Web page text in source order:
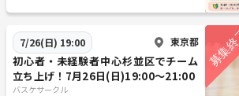
7/26(日) 19:00 東京都
初心者・未経験者中心杉並区でチーム
立ち上げ！7月26日(日)19:00〜21:00
バスケサークル